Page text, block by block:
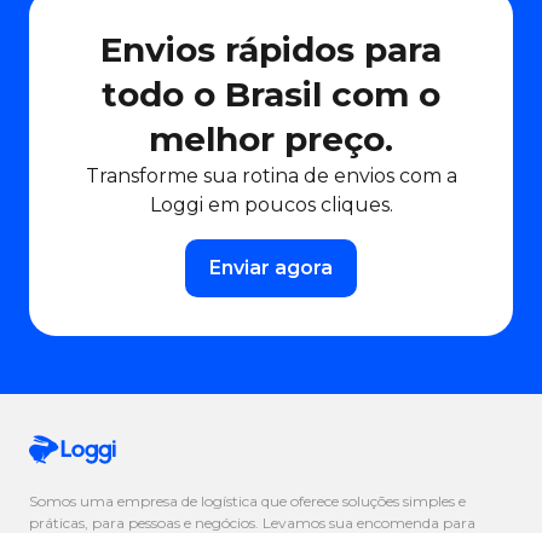
Envios rápidos para
todo o Brasil com o
melhor preço.
Transforme sua rotina de envios com a
Loggi em poucos cliques.
Enviar agora
Somos uma empresa de logística que oferece soluções simples e
práticas, para pessoas e negócios. Levamos sua encomenda para